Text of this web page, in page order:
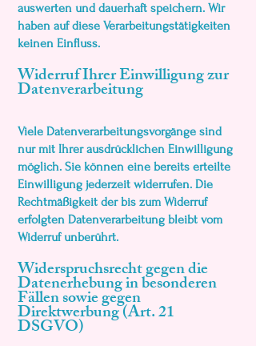
auswerten und dauerhaft speichern. Wir
haben auf diese Verarbeitungstätigkeiten
keinen Einfluss.
Widerruf Ihrer Einwilligung zur
Datenverarbeitung
Viele Datenverarbeitungsvorgänge sind
nur mit Ihrer ausdrücklichen Einwilligung
möglich. Sie können eine bereits erteilte
Einwilligung jederzeit widerrufen. Die
Rechtmäßigkeit der bis zum Widerruf
erfolgten Datenverarbeitung bleibt vom
Widerruf unberührt.
Widerspruchsrecht gegen die
Datenerhebung in besonderen
Fällen sowie gegen
Direktwerbung (Art. 21
DSGVO)